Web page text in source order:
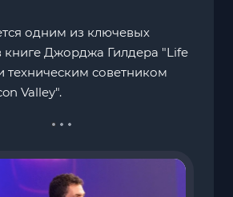
одним из ключевых
книге Джорджа Гилдера "Life
техническим советником
Valley".